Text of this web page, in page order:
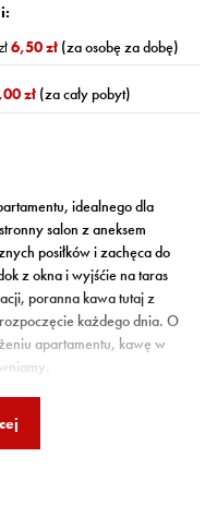
6,50 zł (za osobę za dobę)
zł (za cały pobyt)
idealnego dla
salon z aneksem
posiłków i zachęca do
z okna i wyjśćie na taras
poranna kawa tutaj z
każdego dnia. O
apartamentu, kawę w
z prysznica w funkcjonalnej
dostępna jest też pralka.